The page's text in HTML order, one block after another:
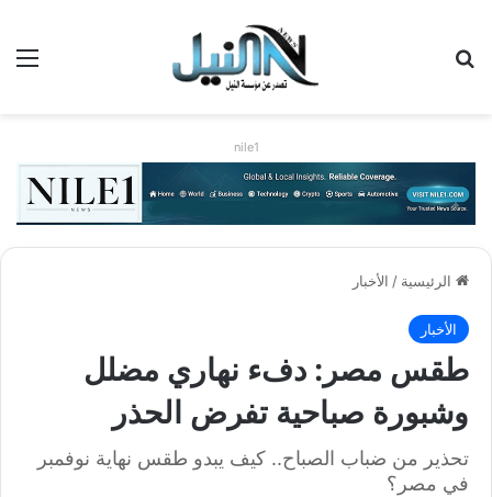
nile1
الرئيسية / الأخبار
الأخبار
طقس مصر: دفء نهاري مضلل
وشبورة صباحية تفرض الحذر
تحذير من ضباب الصباح.. كيف يبدو طقس نهاية نوفمبر
في مصر؟